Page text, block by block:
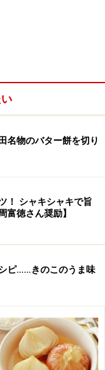
大さじ2
大さじ2
少々
少々
り方・手順
名物のバター餅を切り
！ シャキシャキで旨
富徳さん奨励】
ピ……きのこのうま味